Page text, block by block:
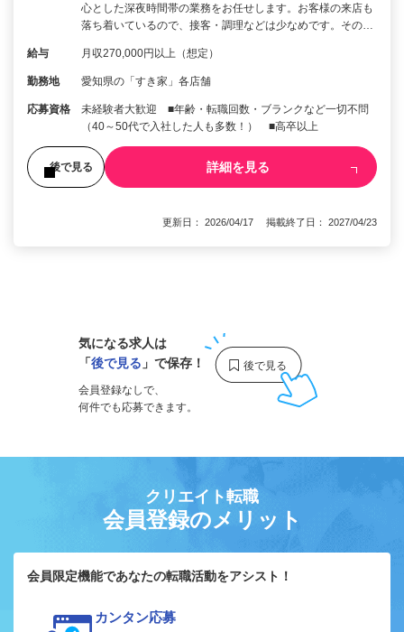
心とした深夜時間帯の業務をお任せします。お客様の来店も
落ち着いているので、接客・調理などは少なめです。その…
給与 月収270,000円以上（想定）
勤務地 愛知県の「すき家」各店舗
応募資格
未経験者大歓迎 ■年齢・転職回数・ブランクなど一切不問
（40～50代で入社した人も多数！） ■高卒以上
後で見る 詳細を見る
更新日： 2026/04/17 掲載終了日： 2027/04/23
気になる求人は
「後で見る 」で保存！
会員登録なしで、
何件でも応募できます。
クリエイト転職
会員登録のメリット
会員限定機能であなたの転職活動をアシスト！
カンタン応募